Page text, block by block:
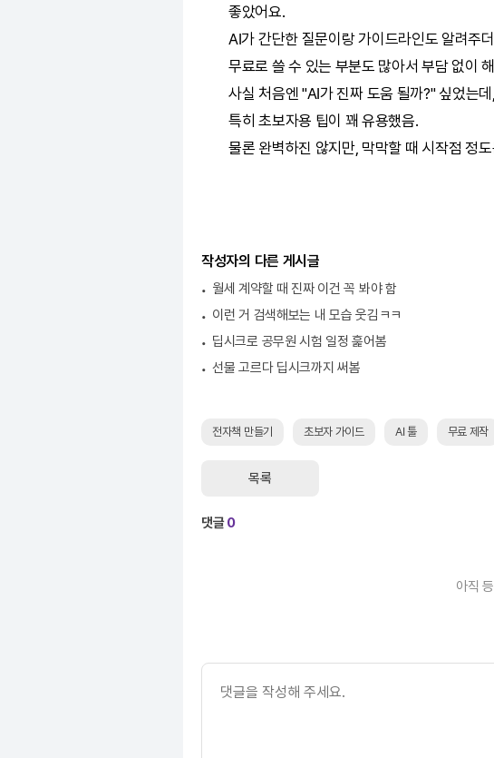
좋았어요.
AI가 간단한 질문이랑 가이드라인도 알려주
무료로 쓸 수 있는 부분도 많아서 부담 없이
사실 처음엔 "AI가 진짜 도움 될까?" 싶었는
특히 초보자용 팁이 꽤 유용했음.
물론 완벽하진 않지만, 막막할 때 시작점 정
작성자의 다른 게시글
월세 계약할 때 진짜 이건 꼭 봐야 함
이런 거 검색해보는 내 모습 웃김ㅋㅋ
딥시크로 공무원 시험 일정 훑어봄
선물 고르다 딥시크까지 써봄
전자책 만들기 초보자 가이드 AI 툴 무료 제작
목록
댓글0
아직